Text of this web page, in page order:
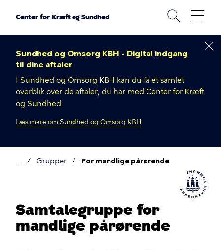
Center for Kræft og Sundhed
Sundhed og Omsorg KBH - Digital indgang
til dine aftaler
I Sundhed og Omsorg KBH kan du få et samlet
overblik over de aftaler, du har med Center for Kræft
og Sundhed.
Læs mere om Sundhed og Omsorg KBH
Grupper For mandlige pårørende
Samtalegruppe for
mandlige pårørende